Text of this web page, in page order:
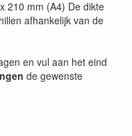
210 mm (A4) De dikte
afhankelijk van de
en vul aan het eind
de gewenste